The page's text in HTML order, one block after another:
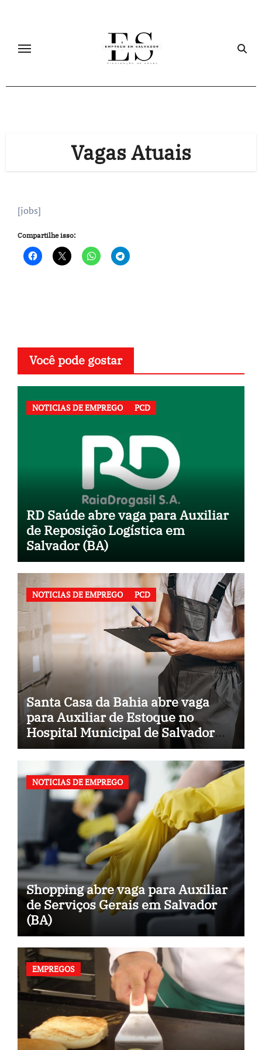
Vagas Atuais
[jobs]
Compartilhe isso:
Você pode gostar
NOTICIAS DE EMPREGO PCD
RD Saúde abre vaga para Auxiliar
de Reposição Logística em
Salvador (BA)
NOTICIAS DE EMPREGO PCD
Santa Casa da Bahia abre vaga
para Auxiliar de Estoque no
Hospital Municipal de Salvador
(BA)
NOTICIAS DE EMPREGO
Shopping abre vaga para Auxiliar
de Serviços Gerais em Salvador
(BA)
EMPREGOS